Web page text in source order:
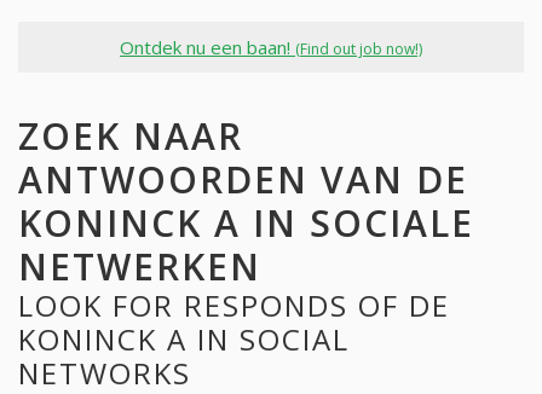
Ontdek nu een baan! (Find out job now!)
ZOEK NAAR
ANTWOORDEN VAN DE
KONINCK A IN SOCIALE
NETWERKEN
LOOK FOR RESPONDS OF DE
KONINCK A IN SOCIAL
NETWORKS